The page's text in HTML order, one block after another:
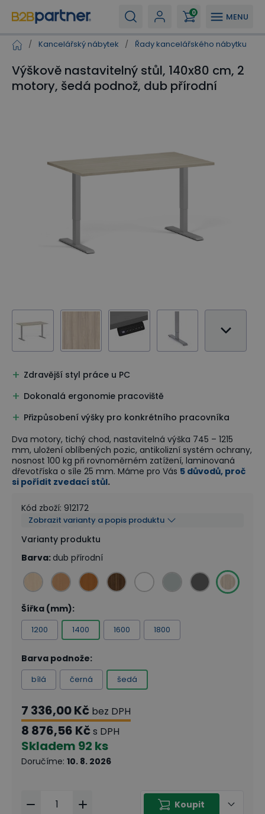
MENU
0
/ Kancelářský nábytek / Řady kancelářského nábytku
Výškově nastavitelný stůl, 140x80 cm, 2
motory, šedá podnož, dub přírodní
Zdravější styl práce u PC
Dokonalá ergonomie pracoviště
Přizpůsobení výšky pro konkrétního pracovníka
Dva motory, tichý chod, nastavitelná výška 745 – 1215
mm, uložení oblíbených pozic, antikolizní systém ochrany,
nosnost 100 kg při rovnoměrném zatížení, laminovaná
dřevotříska o síle 25 mm. Máme pro Vás 5 důvodů, proč
si pořídit zvedací stůl.
Kód zboží: 912172
Zobrazit varianty a popis produktu
Varianty produktu
Barva: dub přírodní
Šířka (mm):
1200 1400 1600 1800
Barva podnože:
bílá černá šedá
7 336,00 Kč bez DPH
8 876,56 Kčs DPH
Skladem 92 ks
Doručíme: 10. 8. 2026
Koupit